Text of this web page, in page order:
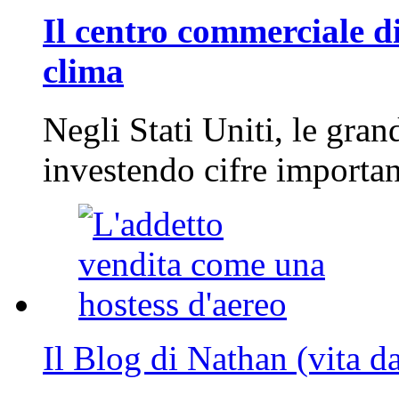
Il centro commerciale
clima
Negli Stati Uniti, le
investendo cifre
Il Blog di Nathan (vita